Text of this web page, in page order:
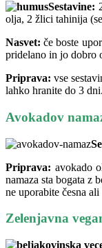
Sestavine:
olja, 2 žlici tahinija
Nasvet:če boste
pridelano in jo dobro
Priprava: vse
lahko hranite do 3 dni.
Avokadov
Priprava: avokado
namaza sta bogata z
ne uporabite česna ali
Zelenjavna